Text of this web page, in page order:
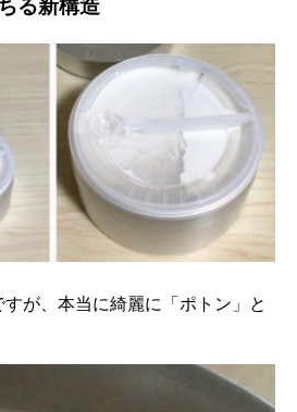
る新構造
が、本当に綺麗に「ポトン」と